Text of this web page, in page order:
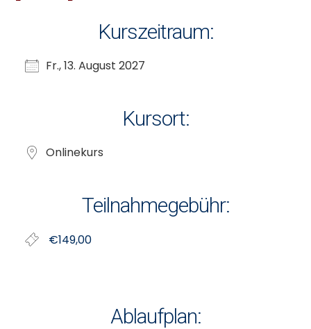
Kurszeitraum:
Fr., 13. August 2027
Kursort:
Onlinekurs
Teilnahmegebühr:
€149,00
Ablaufplan: